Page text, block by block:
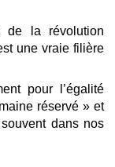
la révolution
une vraie filière
pour l’égalité
réservé » et
dans nos